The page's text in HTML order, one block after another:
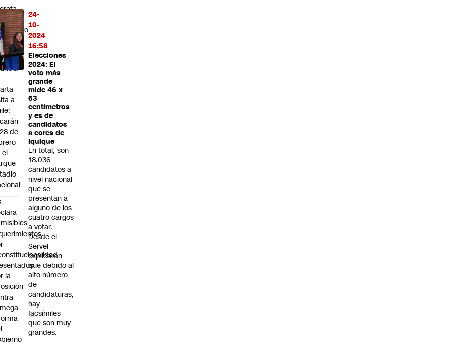
24-
10-
2024
16:58
Elecciones
2024: El
voto más
grande
mide 46 x
63
centímetros
y es de
candidatos
a cores de
Iquique
En total, son
18.036
candidatos a
nivel nacional
que se
presentan a
alguno de los
cuatro cargos
a votar.
Desde el
Servel
explicaron
que debido al
alto número
de
candidaturas,
hay
facsímiles
que son muy
grandes.
a
de
el
la